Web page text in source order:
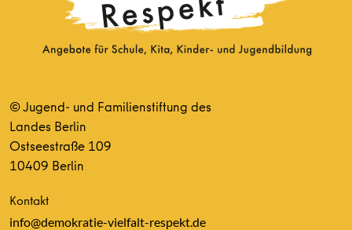
© Jugend- und Familienstiftung des
Landes Berlin
Ostseestraße 109
10409 Berlin
Kontakt
info@demokratie-vielfalt-respekt.de